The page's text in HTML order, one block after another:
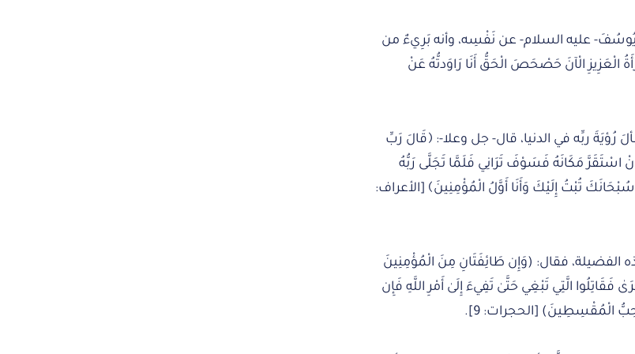
يُوسُفَ- عليه السلام- عن نَفْسِه، وأنه بَرِيءٌ من
الْعَزِيزِ الْآنَ حَصْحَصَ الْحَقُّ أَنَا رَاوَدتُّهُ عَنْ
ربِّه في الدنيا، قال- جل وعلا-: ﴿قَالَ رَبِّ
اسْتَقَرَّ مَكَانَهُ فَسَوْفَ تَرَانِي فَلَمَّا تَجَلَّى رَبُّهُ
تُبْتُ إِلَيْكَ وَأَنَا أَوَّلُ الْمُؤْمِنِينَ﴾ [الأعراف:
الفضيلة، فقال: (وَإِن طَائِفَتَانِ مِنَ الْمُؤْمِنِينَ
فَقَاتِلُوا الَّتِي تَبْغِي حَتَّىٰ تَفِيءَ إِلَىٰ أَمْرِ اللَّهِ فَإِن
الْمُقْسِطِينَ) [الحجرات: 9].